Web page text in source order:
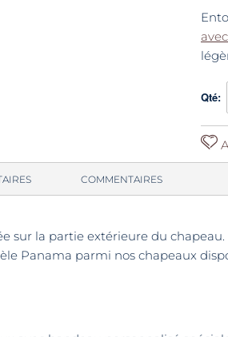
Qté:
COMMENTAIRES
sur la partie extérieure du chapeau.
Panama parmi nos chapeaux